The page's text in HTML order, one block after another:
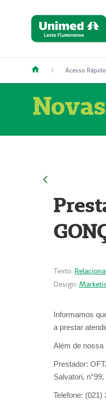
Acesso Rápido
Texto:
Design:
Informamos
a prestar
Além de nossa
Prestador:
Salvatori,
Telefone: (021)